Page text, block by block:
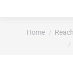
Je bent hier:
Home